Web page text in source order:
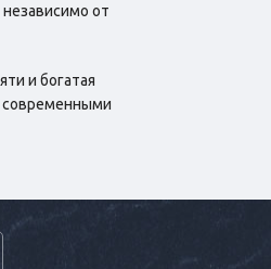
от
и богатая
современными